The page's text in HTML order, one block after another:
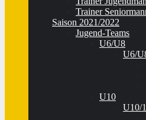
Trainer
Saison 2021/2022
Jugend-Teams
U6/U8
U6/
U10
U10/